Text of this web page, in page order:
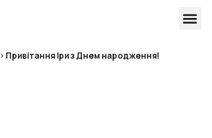
> Привітання Іри з Днем народження!